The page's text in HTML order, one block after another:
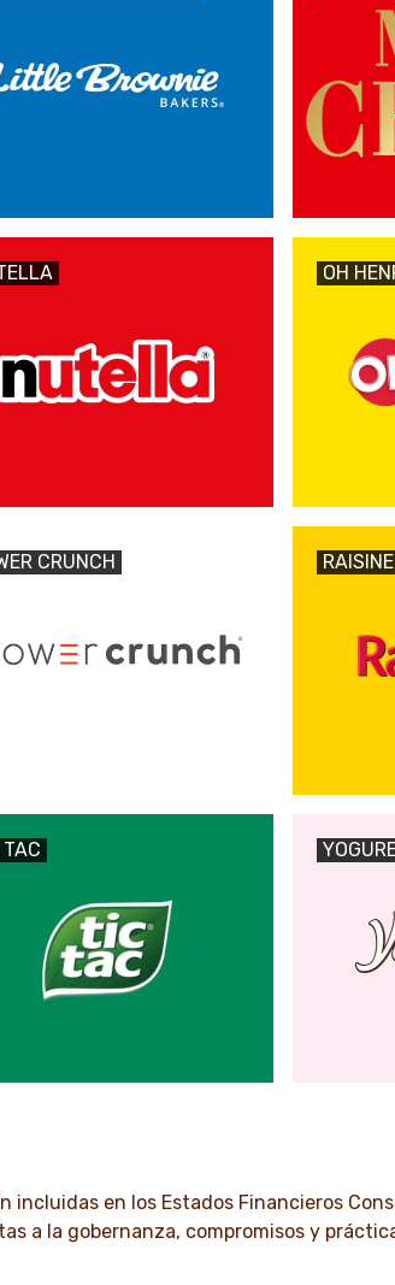
OH
CRUNCH
incluidas en los Estados Financieros
a la gobernanza, compromisos y